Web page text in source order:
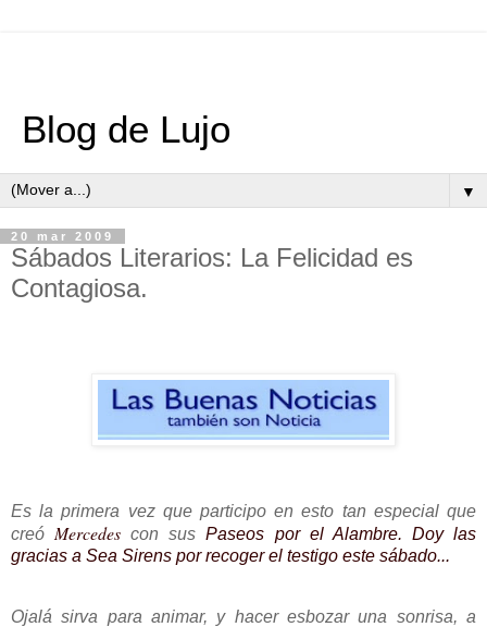
Blog de Lujo
▼
20 mar 2009
Sábados Literarios: La Felicidad es
Contagiosa.
Es la primera vez que participo en esto tan especial que
creó Mercedes con susPaseos por el Alambre. Doy las
gracias a Sea Sirens por recoger el testigo este sábado...
Ojalá sirva para animar, y hacer esbozar una sonrisa, a